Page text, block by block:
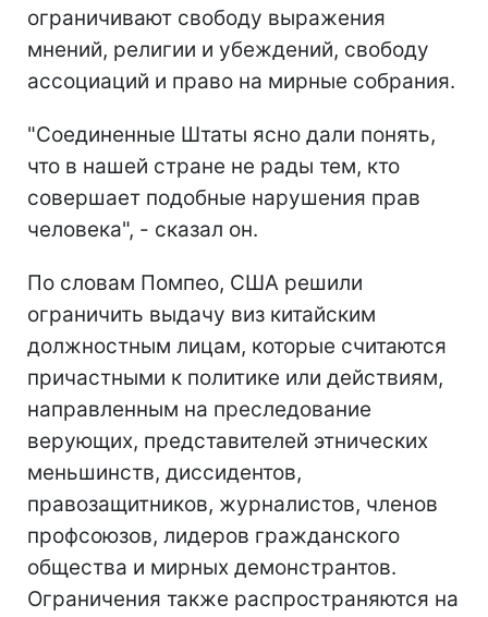
ограничивают свободу выражения
мнений, религии и убеждений, свободу
ассоциаций и право на мирные собрания.
"Соединенные Штаты ясно дали понять,
что в нашей стране не рады тем, кто
совершает подобные нарушения прав
человека", - сказал он.
По словам Помпео, США решили
ограничить выдачу виз китайским
должностным лицам, которые считаются
причастными к политике или действиям,
направленным на преследование
верующих, представителей этнических
меньшинств, диссидентов,
правозащитников, журналистов, членов
профсоюзов, лидеров гражданского
общества и мирных демонстрантов.
Ограничения также распространяются на